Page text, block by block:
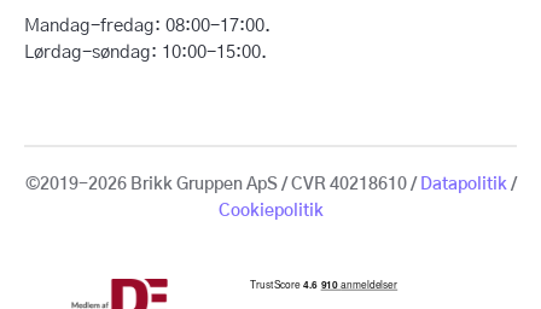
Mandag-fredag: 08:00-17:00.
Lørdag-søndag: 10:00-15:00.
©2019-2026 Brikk Gruppen ApS / CVR 40218610 / Datapolitik/
Cookiepolitik